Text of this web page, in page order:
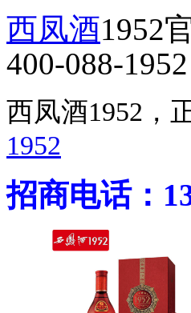
西凤酒1952
400-088-1952
西凤酒1952，
1952
招商电话：